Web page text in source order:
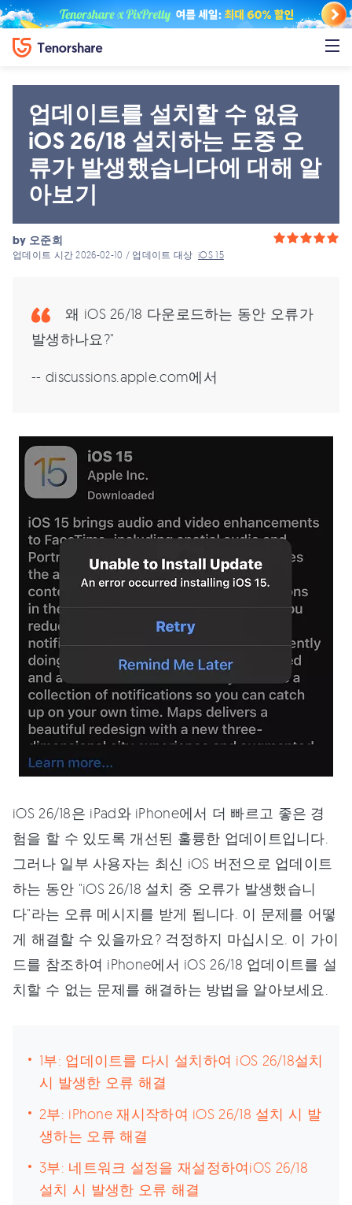
업데이트를 설치할 수 없음
iOS 26/18 설치하는 도중 오
류가 발생했습니다에 대해 알
아보기
by 오준희
업데이트 시간 2026-02-10 / 업데이트 대상iOS 15
왜 iOS 26/18 다운로드하는 동안 오류가
발생하나요?"
-- discussions.apple.com에서
iOS 26/18은 iPad와 iPhone에서 더 빠르고 좋은 경
험을 할 수 있도록 개선된 훌륭한 업데이트입니다.
그러나 일부 사용자는 최신 iOS 버전으로 업데이트
하는 동안 "iOS 26/18 설치 중 오류가 발생했습니
다"라는 오류 메시지를 받게 됩니다. 이 문제를 어떻
게 해결할 수 있을까요? 걱정하지 마십시오. 이 가이
드를 참조하여 iPhone에서 iOS 26/18 업데이트를 설
치할 수 없는 문제를 해결하는 방법을 알아보세요.
1부: 업데이트를 다시 설치하여 iOS 26/18설치
시 발생한 오류 해결
2부: iPhone 재시작하여 iOS 26/18 설치 시 발
생하는 오류 해결
3부: 네트워크 설정을 재설정하여iOS 26/18
설치 시 발생한 오류 해결